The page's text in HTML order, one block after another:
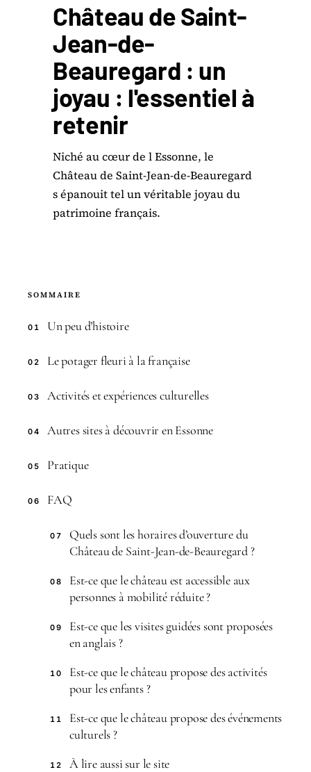
Château de Saint-
Jean-de-
Beauregard : un
joyau : l'essentiel à
retenir
Niché au cœur de l Essonne, le
Château de Saint-Jean-de-Beauregard
s épanouit tel un véritable joyau du
patrimoine français.
SOMMAIRE
01 Un peu d’histoire
02 Le potager fleuri à la française
03 Activités et expériences culturelles
04 Autres sites à découvrir en Essonne
05 Pratique
06 FAQ
07
Quels sont les horaires d’ouverture du
Château de Saint-Jean-de-Beauregard ?
08
Est-ce que le château est accessible aux
personnes à mobilité réduite ?
09
Est-ce que les visites guidées sont proposées
en anglais ?
10
Est-ce que le château propose des activités
pour les enfants ?
11
Est-ce que le château propose des événements
culturels ?
12 À lire aussi sur le site